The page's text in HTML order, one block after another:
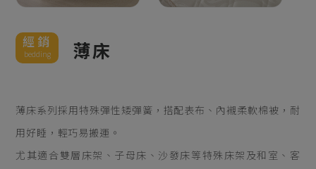
經銷
bedding 薄床
薄床系列採用特殊彈性矮彈簧，搭配表布、內襯柔軟棉被，耐
用好睡，輕巧易搬運。
尤其適合雙層床架、子母床、沙發床等特殊床架及和室、客